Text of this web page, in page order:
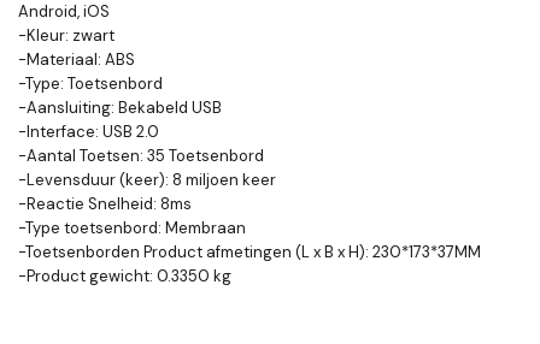
Android, iOS
-Kleur: zwart
-Materiaal: ABS
-Type: Toetsenbord
-Aansluiting: Bekabeld USB
-Interface: USB 2.0
-Aantal Toetsen: 35 Toetsenbord
-Levensduur (keer): 8 miljoen keer
-Reactie Snelheid: 8ms
-Type toetsenbord: Membraan
-Toetsenborden Product afmetingen (L x B x H): 230*173*37MM
-Product gewicht: 0.3350 kg